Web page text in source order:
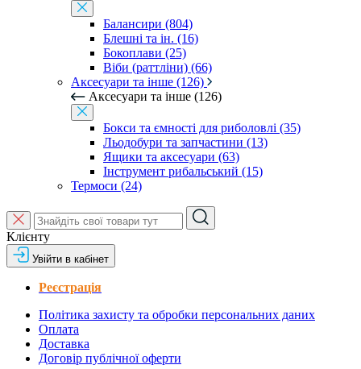
Балансири (804)
Блешні та ін. (16)
Бокоплави (25)
Віби (раттліни) (66)
Аксесуари та інше (126)
Аксесуари та інше (126)
Бокси та ємності для риболовлі (35)
Льодобури та запчастини (13)
Ящики та аксесуари (63)
Інструмент рибальський (15)
Термоси (24)
Клієнту
Увійти в кабінет
Реєстрація
Політика захисту та обробки персональних даних
Оплата
Доставка
Договір публічної оферти